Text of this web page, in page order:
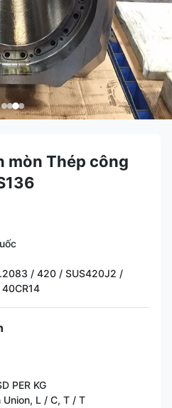
mòn Thép công
/ 420 / SUS420J2 /
PER KG
Union, L / C, T / T